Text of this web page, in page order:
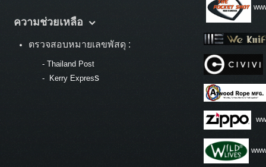
ความช่วยเหลือ
ตรวจสอบหมายเลขพัสดุ :
- Thailand Post
-
Kerry Express